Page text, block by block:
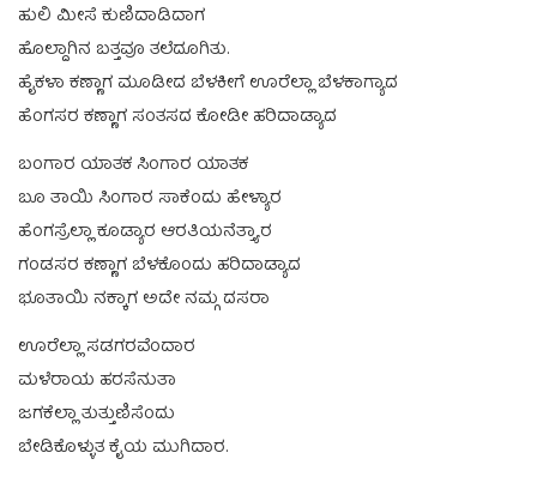
ಹುಲಿ ಮೀಸೆ ಕುಣಿದಾಡಿದಾಗ
ಹೊಲ್ದಾಗಿನ ಬತ್ತವೂ ತಲೆದೂಗಿತು.
ಹೈಕಳಾ ಕಣ್ಣಾಗ ಮೂಡೀದ ಬೆಳಕೀಗೆ ಊರೆಲ್ಲಾ ಬೆಳಕಾಗ್ಯಾದ
ಹೆಂಗಸರ ಕಣ್ಣಾಗ ಸಂತಸದ ಕೋಡೀ ಹರಿದಾಡ್ಯಾದ
ಬಂಗಾರ ಯಾತಕ ಸಿಂಗಾರ ಯಾತಕ
ಬೂ ತಾಯಿ ಸಿಂಗಾರ ಸಾಕೆಂದು ಹೇಳ್ಯಾರ
ಹೆಂಗಸ್ರೆಲ್ಲಾ ಕೂಡ್ಯಾರ ಆರತಿಯನೆತ್ತ್ಯಾರ
ಗಂಡಸರ ಕಣ್ಣಾಗ ಬೆಳಕೊಂದು ಹರಿದಾಡ್ಯಾದ
ಭೂತಾಯಿ ನಕ್ಕಾಗ ಅದೇ ನಮ್ಗ ದಸರಾ
ಊರೆಲ್ಲಾ ಸಡಗರವೆಂದಾರ
ಮಳೆರಾಯ ಹರಸೆನುತಾ
ಜಗಕೆಲ್ಲಾ ತುತ್ತುಣಿಸೆಂದು
ಬೇಡಿಕೊಳ್ಳುತ ಕೈಯ ಮುಗಿದಾರ.